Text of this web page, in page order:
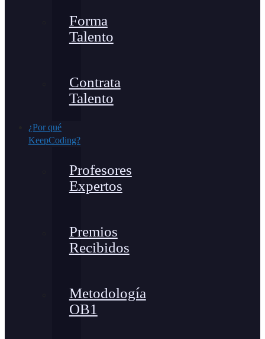
Forma
Talento
Contrata
Talento
¿Por qué
KeepCoding?
Profesores
Expertos
Premios
Recibidos
Metodología
OB1